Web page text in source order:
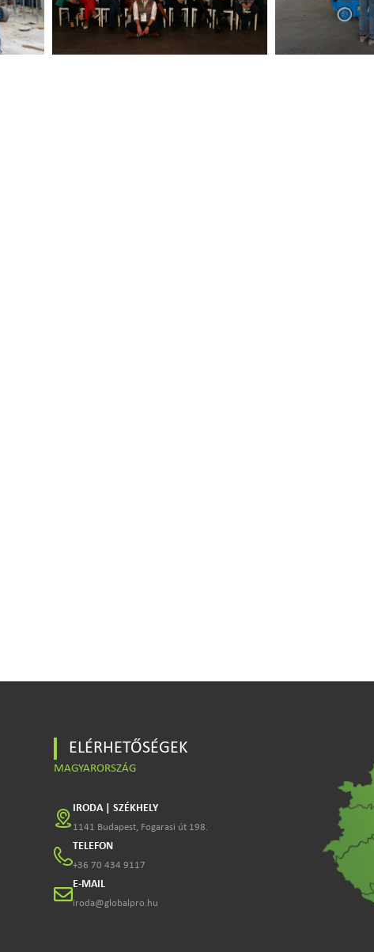
ELÉRHETŐSÉGEK
MAGYARORSZÁG
IRODA | SZÉKHELY
1141 Budapest, Fogarasi út 198.
TELEFON
+36 70 434 9117
E-MAIL
iroda@globalpro.hu